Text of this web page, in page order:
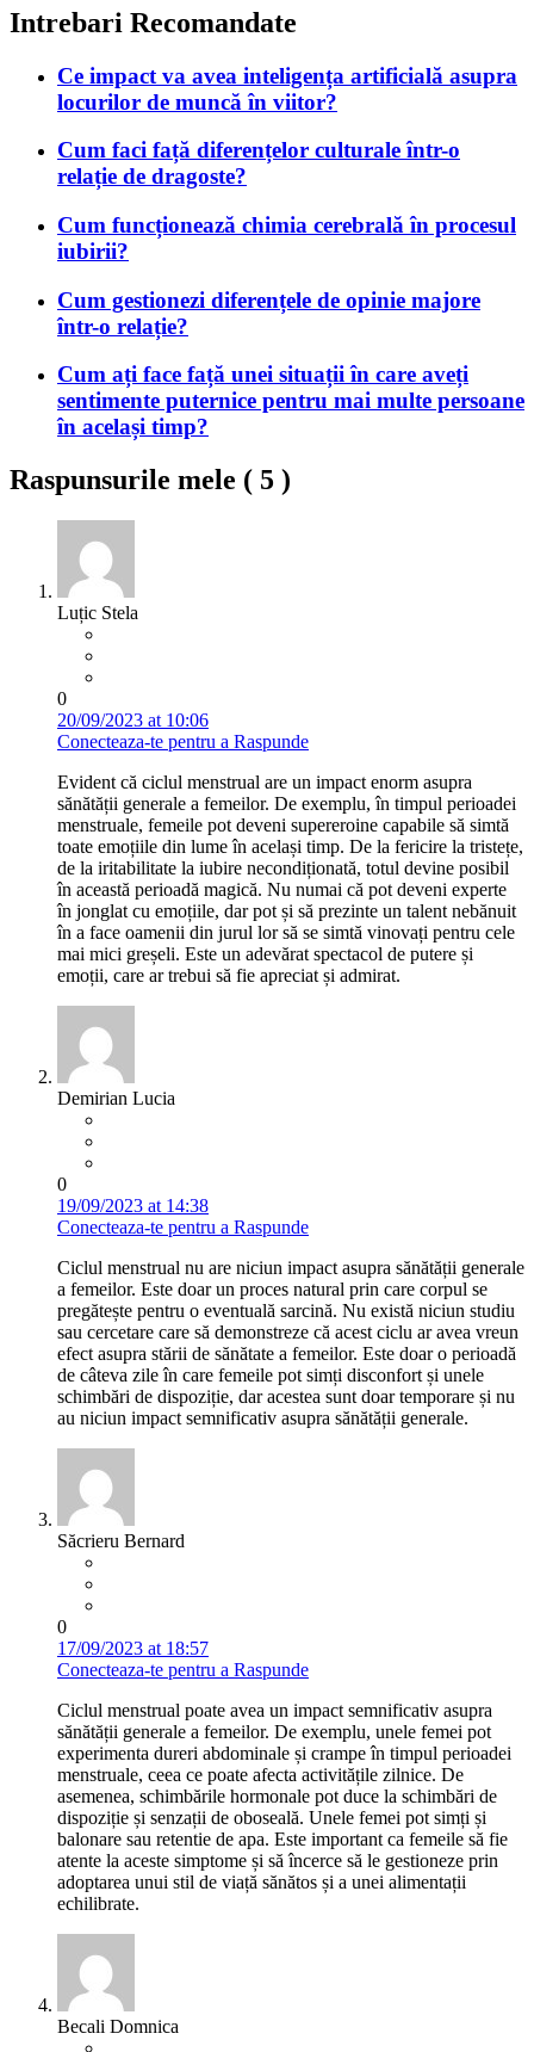
Intrebari Recomandate
Ce impact va avea inteligența artificială asupra
locurilor de muncă în viitor?
Cum faci față diferențelor culturale într-o
relație de dragoste?
Cum funcționează chimia cerebrală în procesul
iubirii?
Cum gestionezi diferențele de opinie majore
într-o relație?
Cum ați face față unei situații în care aveți
sentimente puternice pentru mai multe persoane
în același timp?
Raspunsurile mele ( 5 )
Luțic Stela
0
20/09/2023 at 10:06
Conecteaza-te pentru a Raspunde
Evident că ciclul menstrual are un impact enorm asupra
sănătății generale a femeilor. De exemplu, în timpul perioadei
menstruale, femeile pot deveni supereroine capabile să simtă
toate emoțiile din lume în același timp. De la fericire la tristețe,
de la iritabilitate la iubire necondiționată, totul devine posibil
în această perioadă magică. Nu numai că pot deveni experte
în jonglat cu emoțiile, dar pot și să prezinte un talent nebănuit
în a face oamenii din jurul lor să se simtă vinovați pentru cele
mai mici greșeli. Este un adevărat spectacol de putere și
emoții, care ar trebui să fie apreciat și admirat.
Demirian Lucia
0
19/09/2023 at 14:38
Conecteaza-te pentru a Raspunde
Ciclul menstrual nu are niciun impact asupra sănătății generale
a femeilor. Este doar un proces natural prin care corpul se
pregătește pentru o eventuală sarcină. Nu există niciun studiu
sau cercetare care să demonstreze că acest ciclu ar avea vreun
efect asupra stării de sănătate a femeilor. Este doar o perioadă
de câteva zile în care femeile pot simți disconfort și unele
schimbări de dispoziție, dar acestea sunt doar temporare și nu
au niciun impact semnificativ asupra sănătății generale.
Săcrieru Bernard
0
17/09/2023 at 18:57
Conecteaza-te pentru a Raspunde
Ciclul menstrual poate avea un impact semnificativ asupra
sănătății generale a femeilor. De exemplu, unele femei pot
experimenta dureri abdominale și crampe în timpul perioadei
menstruale, ceea ce poate afecta activitățile zilnice. De
asemenea, schimbările hormonale pot duce la schimbări de
dispoziție și senzații de oboseală. Unele femei pot simți și
balonare sau retentie de apa. Este important ca femeile să fie
atente la aceste simptome și să încerce să le gestioneze prin
adoptarea unui stil de viață sănătos și a unei alimentații
echilibrate.
Becali Domnica